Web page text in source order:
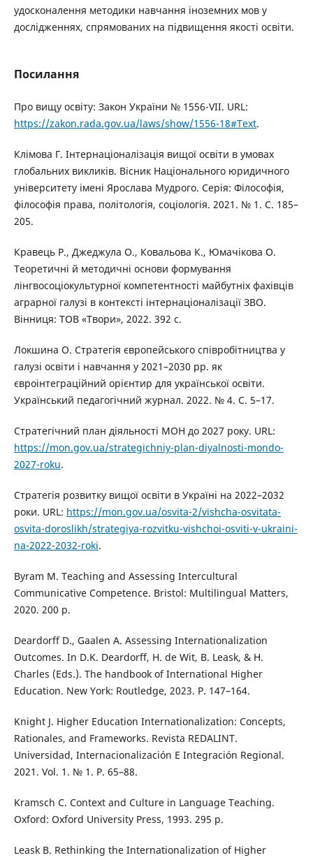
удосконалення методики навчання іноземних мов у
дослідженнях, спрямованих на підвищення якості освіти.
Посилання
Про вищу освіту: Закон України № 1556-VІІ. URL:
https://zakon.rada.gov.ua/laws/show/1556-18#Text.
Клімова Г. Інтернаціоналізація вищої освіти в умовах
глобальних викликів. Вісник Національного юридичного
університету імені Ярослава Мудрого. Серія: Філософія,
філософія права, політологія, соціологія. 2021. № 1. С. 185–
205.
Кравець Р., Джеджула О., Ковальова К., Юмачікова О.
Теоретичні й методичні основи формування
лінгвосоціокультурної компетентності майбутніх фахівців
аграрної галузі в контексті інтернаціоналізації ЗВО.
Вінниця: ТОВ «Твори», 2022. 392 с.
Локшина О. Стратегія європейського співробітництва у
галузі освіти і навчання у 2021–2030 рр. як
євроінтеграційний орієнтир для української освіти.
Український педагогічний журнал. 2022. № 4. С. 5–17.
Стратегічний план діяльності МОН до 2027 року. URL:
https://mon.gov.ua/strategichniy-plan-diyalnosti-mondo-
2027-roku.
Стратегія розвитку вищої освіти в Україні на 2022–2032
роки. URL: https://mon.gov.ua/osvita-2/vishcha-osvitata-
osvita-doroslikh/strategiya-rozvitku-vishchoi-osviti-v-ukraini-
na-2022-2032-roki.
Byram M. Teaching and Assessing Intercultural
Communicative Competence. Bristol: Multilingual Matters,
2020. 200 p.
Deardorff D., Gaalen A. Assessing Internationalization
Outcomes. In D.K. Deardorff, H. de Wit, B. Leask, & H.
Charles (Eds.). The handbook of International Higher
Education. New York: Routledge, 2023. P. 147–164.
Knight J. Higher Education Internationalization: Concepts,
Rationales, and Frameworks. Revista REDALINT.
Universidad, Internacionalización E Integración Regional.
2021. Vol. 1. № 1. P. 65–88.
Kramsch C. Context and Culture in Language Teaching.
Oxford: Oxford University Press, 1993. 295 p.
Leask B. Rethinking the Internationalization of Higher